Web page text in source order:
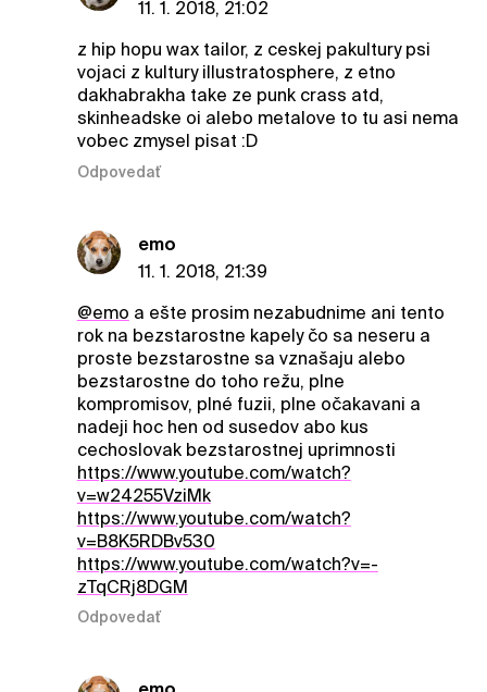
11. 1. 2018, 21:02
z hip hopu wax tailor, z ceskej pakultury psi
vojaci z kultury illustratosphere, z etno
dakhabrakha take ze punk crass atd,
skinheadske oi alebo metalove to tu asi nema
vobec zmysel pisat :D
Odpovedať
emo
11. 1. 2018, 21:39
@emo a ešte prosim nezabudnime ani tento
rok na bezstarostne kapely čo sa neseru a
proste bezstarostne sa vznašaju alebo
bezstarostne do toho režu, plne
kompromisov, plné fuzii, plne očakavani a
nadeji hoc hen od susedov abo kus
cechoslovak bezstarostnej uprimnosti
https://www.youtube.com/watch?
v=w24255VziMk
https://www.youtube.com/watch?
v=B8K5RDBv530
https://www.youtube.com/watch?v=-
zTqCRj8DGM
Odpovedať